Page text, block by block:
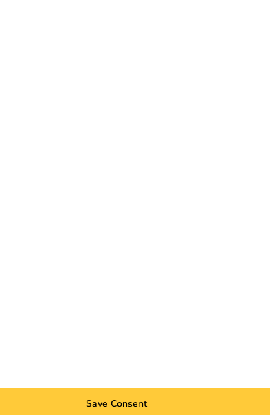
der Station als auch vom Fahrzeug aus gegen
Ladepunkte empfiehlt sich zudem die
Ladeleistung nicht überschritten werden. Wallbox,
zur Ladebereitschaft und zur maximal
zuverlässig verhindert.
der Kontakt zwischen Ladestation und Fahrzeug
der Stromkreis bei Fehlerströmen, Überlastung oder
eine Ladestation für private oder beruflich
Infrastruktur dafür geeignet ist.
Haushaltssteckdose zu laden. Aus
die Gefahr von Überhitzung oder im
einer Wallbox mit moderner Sicherungs- und
und Lastmanagement
Lade- und Lastmanagement zunehmend an
Save Consent